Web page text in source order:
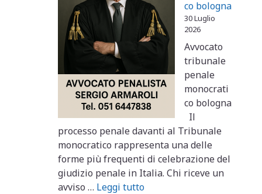
co bologna
30 Luglio
2026
Avvocato
tribunale
penale
monocrati
co bologna
Il
processo penale davanti al Tribunale
monocratico rappresenta una delle
forme più frequenti di celebrazione del
giudizio penale in Italia. Chi riceve un
avviso … Leggi tutto